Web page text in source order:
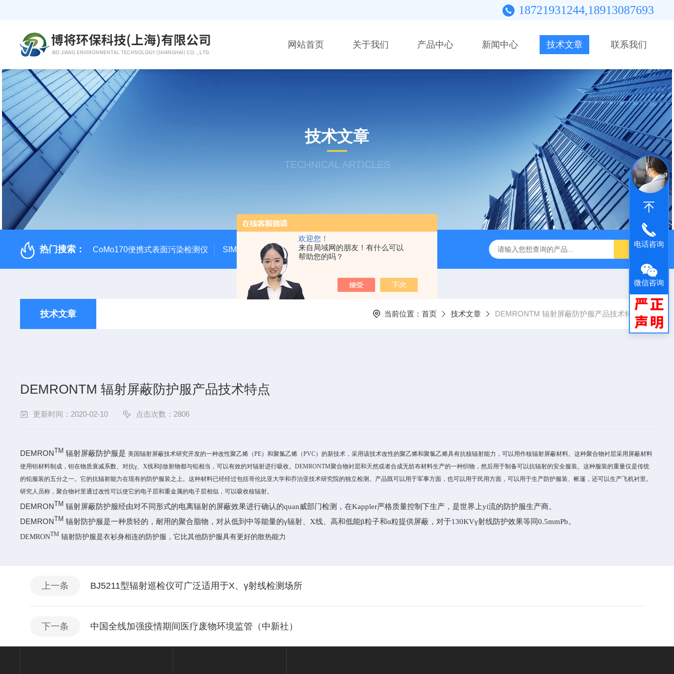
欢迎您！
来自局域网的朋友！有什么可以
帮助您的吗？
18721931244,18913087693
网站首页 关于我们 产品中心 新闻中心 技术文章 联系我们
技术文章
TECHNICAL ARTICLES
热门搜索： CoMo170便携式表面污染检测仪 SIM-MAX LSA3000超低本底液体闪烁谱仪 LSC-8000液闪仪实验分析设备 手持式背散射检查仪 中子个人剂量报警仪
技术文章 当前位置： 首页 技术文章 DEMRONTM 辐射屏蔽防护服产品技术特点
DEMRONTM 辐射屏蔽防护服产品技术特点
更新时间：2020-02-10 点击次数：2806
DEMRON TM 辐射屏蔽防护服是 美国辐射屏蔽技术研究开发的一种改性聚乙烯（PE）和聚氯乙烯（PVC）的新技术，采用该技术改性的聚乙烯和聚氯乙烯具有抗核辐射能力，可以用作核辐射屏蔽材料。这种聚合物衬层采用屏蔽材料
使用钽材料制成，钽在物质衰减系数、对抗γ、X线和β放射物都与铅相当，可以有效的对辐射进行吸收。DEMRONTM聚合物衬层和天然或者合成无纺布材料生产的一种织物，然后用于制备可以抗辐射的安全服装。这种服装的重量仅是传统
的铅服装的五分之一。它的抗辐射能力在现有的防护服装之上。这种材料已经经过包括哥伦比亚大学和乔治亚技术研究院的独立检测。产品既可以用于军事方面，也可以用于民用方面，可以用于生产防护服装、帐篷，还可以生产飞机衬里。
研究人员称，聚合物衬里通过改性可以使它的电子层和重金属的电子层相似，可以吸收核辐射。
DEMRON TM 辐射屏蔽防护服经由对不同形式的电离辐射的屏蔽效果进行确认的quan威部门检测，在Kappler严格质量控制下生产，是世界上yi流的防护服生产商。
DEMRON TM 辐射防护服是一种质轻的，耐用的聚合脂物，对从低到中等能量的γ辐射、X线、高和低能β粒子和α粒提供屏蔽，对于130KVγ射线防护效果等同0.5mmPb。
DEMRONTM 辐射防护服是衣衫身相连的防护服，它比其他防护服具有更好的散热能力
上一条 BJ5211型辐射巡检仪可广泛适用于X、γ射线检测场所
下一条 中国全线加强疫情期间医疗废物环境监管（中新社）
电话咨询
微信咨询